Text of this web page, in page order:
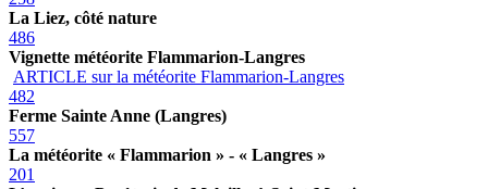
La Liez, côté nature
486
Vignette météorite Flammarion-Langres
ARTICLE sur la météorite Flammarion-Langres
482
Ferme Sainte Anne (Langres)
557
La météorite « Flammarion » - « Langres »
201